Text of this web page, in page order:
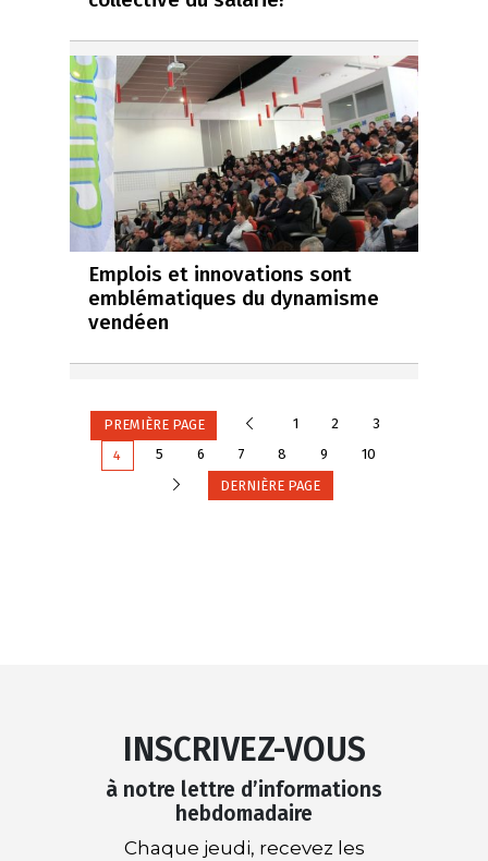
Emplois et innovations sont
emblématiques du dynamisme
vendéen
PREMIÈRE PAGE Précédente
1 2
3
4
5 6 7 8 9
10
SuivanteDERNIÈRE PAGE
INSCRIVEZ-VOUS
à notre lettre d’informations
hebdomadaire
Chaque jeudi, recevez les